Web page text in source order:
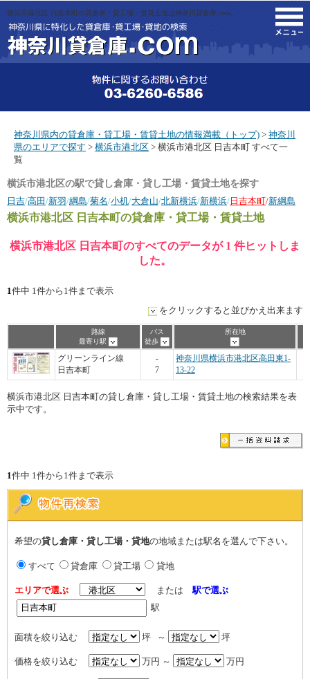
横浜市港北区 日吉本町の貸倉庫・貸工場・賃貸土地は神奈川貸倉庫.com。
神奈川県内の貸倉庫・貸工場・賃貸土地の情報満載（トップ) > 神奈川
県のエリアで探す > 横浜市港北区 > 横浜市港北区 日吉本町 すべて一
覧
横浜市港北区の駅で貸し倉庫・貸し工場・賃貸土地を探す
日吉/高田 /新羽/綱島/菊名/小机/大倉山/北新横浜/新横浜/ 日吉本町/新綱島
横浜市港北区 日吉本町の貸倉庫・貸工場・賃貸土地
横浜市港北区 日吉本町のすべてのデータが 1 件ヒットしま
した。
1件中 1件から1件まで表示
をクリックすると並びかえ出来ます
路線
最寄り駅
バス
徒歩
所在地
グリーンライン線
日吉本町
-
7
神奈川県横浜市港北区高田東1-
13-22
横浜市港北区 日吉本町の貸し倉庫・貸し工場・賃貸土地の検索結果を表
示中です。
1件中 1件から1件まで表示
希望の貸し倉庫・貸し工場・貸地の地域または駅名を選んで下さい。
すべて 貸倉庫 貸工場 貸地
エリアで選ぶ または駅で選ぶ
駅
面積を絞り込む 坪 ～ 坪
価格を絞り込む 万円 ～ 万円